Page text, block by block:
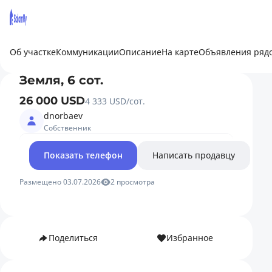
Об участкеКоммуникацииОписаниеНа картеОбъявления
Земля, 6 сот.
26 000 USD4 333 USD/сот.
dnorbaev
Собственник
Показать телефон Написать продавцу
Размещено 03.07.2026 2 просмотра
Поделиться Избранное